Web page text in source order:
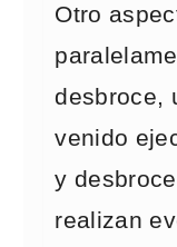
Otro
desbroce,
venido
y
realizan